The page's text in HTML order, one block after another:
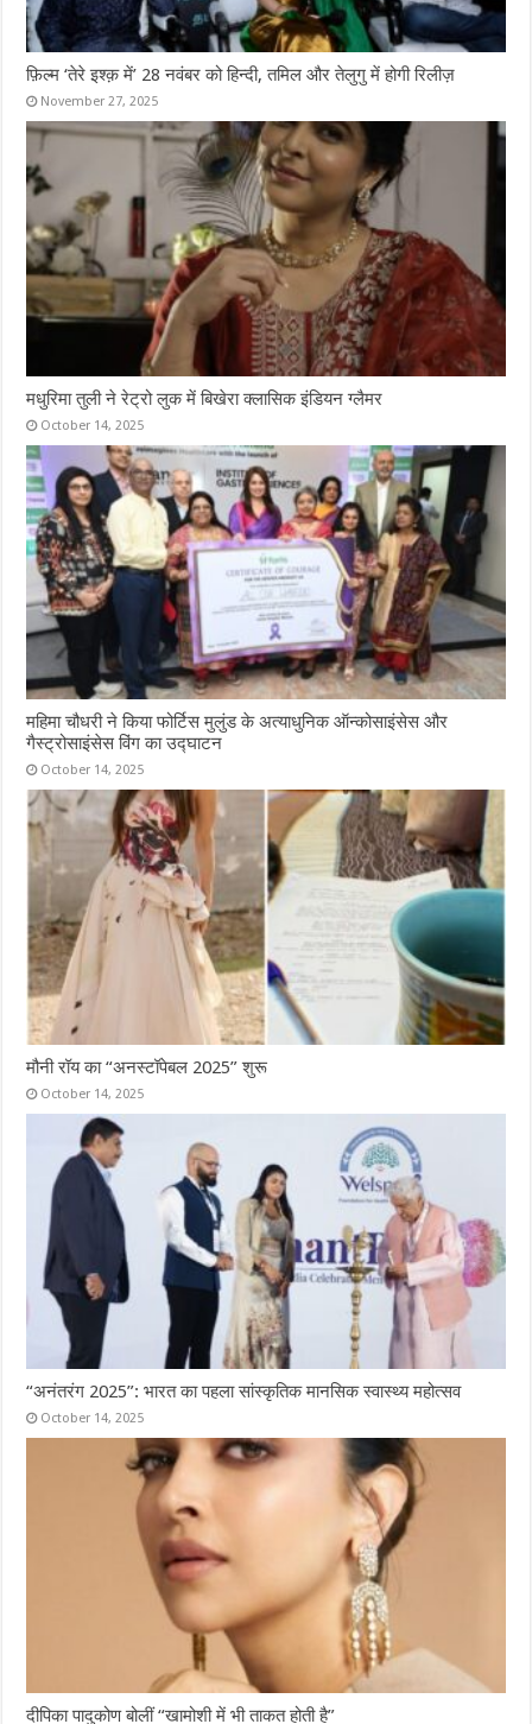
फ़िल्म ‘तेरे इश्क़ में’ 28 नवंबर को हिन्दी, तमिल और तेलुगु में होगी रिलीज़
November 27, 2025
मधुरिमा तुली ने रेट्रो लुक में बिखेरा क्लासिक इंडियन ग्लैमर
October 14, 2025
महिमा चौधरी ने किया फोर्टिस मुलुंड के अत्याधुनिक ऑन्कोसाइंसेस और
गैस्ट्रोसाइंसेस विंग का उद्घाटन
October 14, 2025
मौनी रॉय का “अनस्टॉपेबल 2025” शुरू
October 14, 2025
“अनंतरंग 2025”: भारत का पहला सांस्कृतिक मानसिक स्वास्थ्य महोत्सव
October 14, 2025
दीपिका पादुकोण बोलीं “खामोशी में भी ताकत होती है”